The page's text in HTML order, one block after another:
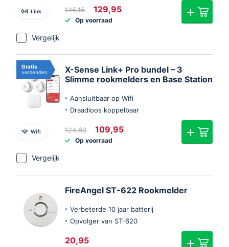
Link 145,15
Oorspronkelijke
prijs
was:
129,95
Op voorraad
Vergelijk
Wifi
Gratis
verzenden
X-Sense Link+ Pro bundel – 3
Slimme rookmelders en Base Station
Aansluitbaar op Wifi
Draadloos koppelbaar
124,80
Oorspronkelijke
prijs
was:
109,95
Op voorraad
Vergelijk
FireAngel ST-622 Rookmelder
Verbeterde 10 jaar batterij
Opvolger van ST-620
20,95